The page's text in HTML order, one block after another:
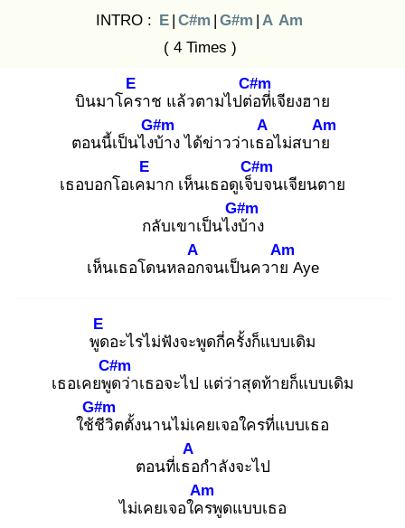
INTRO : E | C#m | G#m | A Am
( 4 Times )
บินมาโคร
E
าช แล้วตามไปต่อ
C#m
ที่เจียงฮาย
ตอนนี้เป็นไงบ้
G#m
าง ได้ข่าวว่าเธอ
A
ไม่สบาย
Am
เธอบอกโอเคม
E
าก เห็นเธอดูเจ็บ
C#m
จนเจียนตาย
กลับเขาเป็นไงบ้
G#m
าง
เห็นเธอโดนหลอก
A
จนเป็นควาย
Am
Aye
พูด
E
อะไรไม่ฟังจะพูดกี่ครั้งก็แบบเดิม
เธอเคยพูด
C#m
ว่าเธอจะไป แต่ว่าสุดท้ายก็แบบเดิม
ใช้ชี
G#m
วิตตั้งนานไม่เคยเจอใครที่แบบเธอ
ตอนที่เธอ
A
กำลังจะไป
ไม่เคยเจอใคร
Am
พูดแบบเธอ